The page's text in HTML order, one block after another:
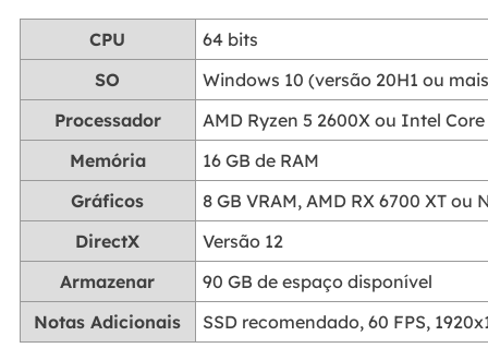
CPU
64 bits
SO
Windows 10 (versão 20H1 ou
Processador
AMD Ryzen 5 2600X ou Intel
Memória
16 GB de RAM
Gráficos
8 GB VRAM, AMD RX 6700 XT
DirectX
Versão 12
Armazenar
90 GB de espaço disponível
Notas Adicionais
SSD recomendado, 60 FPS,